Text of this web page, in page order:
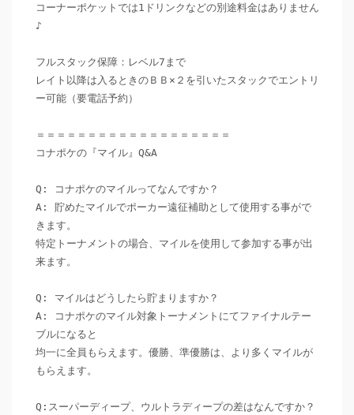
コーナーポケットでは1ドリンクなどの別途料金はありません
♪
フルスタック保障：レベル7まで
レイト以降は入るときのＢＢ×２を引いたスタックでエントリ
ー可能（要電話予約）
＝＝＝＝＝＝＝＝＝＝＝＝＝＝＝＝＝＝＝
コナポケの『マイル』Q&A
Q: コナポケのマイルってなんですか？
A: 貯めたマイルでポーカー遠征補助として使用する事がで
きます。
特定トーナメントの場合、マイルを使用して参加する事が出
来ます。
Q: マイルはどうしたら貯まりますか？
A: コナポケのマイル対象トーナメントにてファイナルテー
ブルになると
均一に全員もらえます。優勝、準優勝は、より多くマイルが
もらえます。
Q:スーパーディープ、ウルトラディープの差はなんですか？